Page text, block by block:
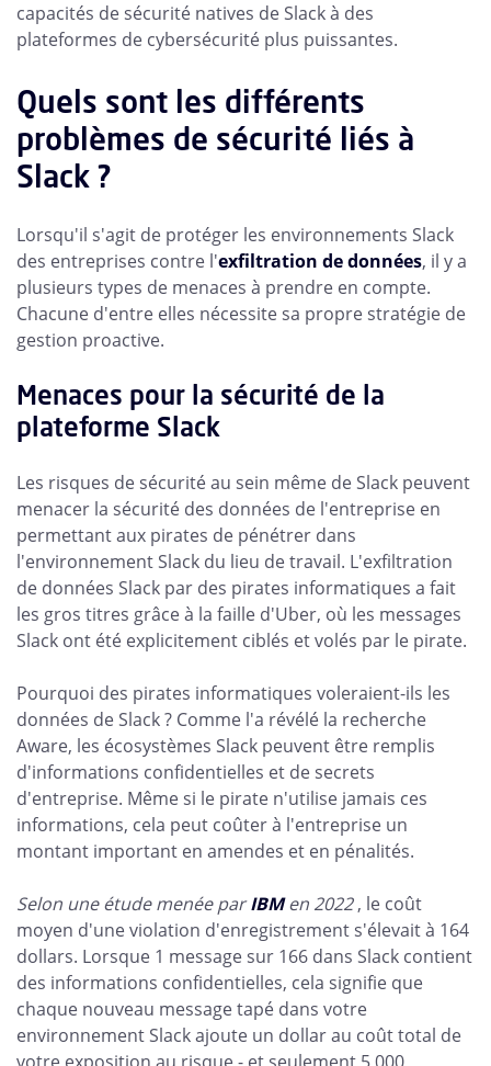
capacités de sécurité natives de Slack à des
plateformes de cybersécurité plus puissantes.
Quels sont les différents
problèmes de sécurité liés à
Slack ?
Lorsqu'il s'agit de protéger les environnements Slack
des entreprises contre l'exfiltration de données, il y a
plusieurs types de menaces à prendre en compte.
Chacune d'entre elles nécessite sa propre stratégie de
gestion proactive.
Menaces pour la sécurité de la
plateforme Slack
Les risques de sécurité au sein même de Slack peuvent
menacer la sécurité des données de l'entreprise en
permettant aux pirates de pénétrer dans
l'environnement Slack du lieu de travail. L'exfiltration
de données Slack par des pirates informatiques a fait
les gros titres grâce à la faille d'Uber, où les messages
Slack ont été explicitement ciblés et volés par le pirate.
Pourquoi des pirates informatiques voleraient-ils les
données de Slack ? Comme l'a révélé la recherche
Aware, les écosystèmes Slack peuvent être remplis
d'informations confidentielles et de secrets
d'entreprise. Même si le pirate n'utilise jamais ces
informations, cela peut coûter à l'entreprise un
montant important en amendes et en pénalités.
Selon une étude menée parIBMen 2022, le coût
moyen d'une violation d'enregistrement s'élevait à 164
dollars. Lorsque 1 message sur 166 dans Slack contient
des informations confidentielles, cela signifie que
chaque nouveau message tapé dans votre
environnement Slack ajoute un dollar au coût total de